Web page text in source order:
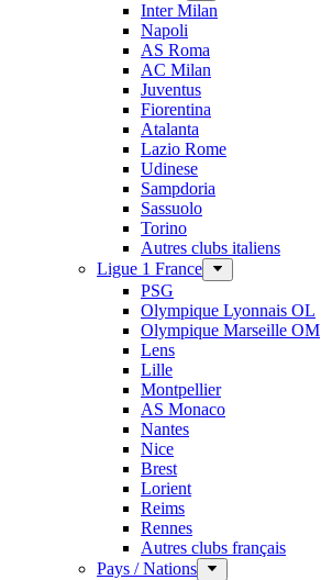
Inter Milan
Napoli
AS Roma
AC Milan
Juventus
Fiorentina
Atalanta
Lazio Rome
Udinese
Sampdoria
Sassuolo
Torino
Autres clubs italiens
Ligue 1 France
PSG
Olympique Lyonnais OL
Olympique Marseille OM
Lens
Lille
Montpellier
AS Monaco
Nantes
Nice
Brest
Lorient
Reims
Rennes
Autres clubs français
Pays / Nations